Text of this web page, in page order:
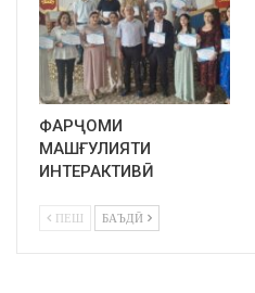
ФАРҶОМИ
МАШҒУЛИЯТИ
ИНТЕРАКТИВӢ
ПЕШ БАЪДӢ